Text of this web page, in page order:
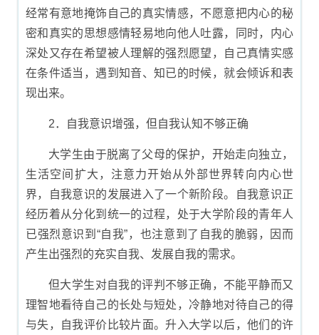
经常有意地掩饰自己的真实情感，不愿意把内心的秘
密和真实的思想感情轻易地向他人吐露，同时，内心
深处又存在希望被人理解的强烈愿望，自己真情实感
在条件适当，遇到知音、知已的时候，就会倾诉和表
现出来。
2．自我意识增强，但自我认知不够正确
大学生由于脱离了父母的保护，开始走向独立，
生活空间扩大，注意力开始从外部世界转向内心世
界，自我意识的发展进入了一个新阶段。自我意识正
经历着从分化到统一的过程，处于大学阶段的青年人
已强烈意识到“自我”，也注意到了自我的脆弱，因而
产生出强烈的充实自我、发展自我的需求。
但大学生对自我的评判不够正确，不能平静而又
理智地看待自己的长处与短处，冷静地对待自己的得
与失，自我评价比较片面。升入大学以后，他们的许